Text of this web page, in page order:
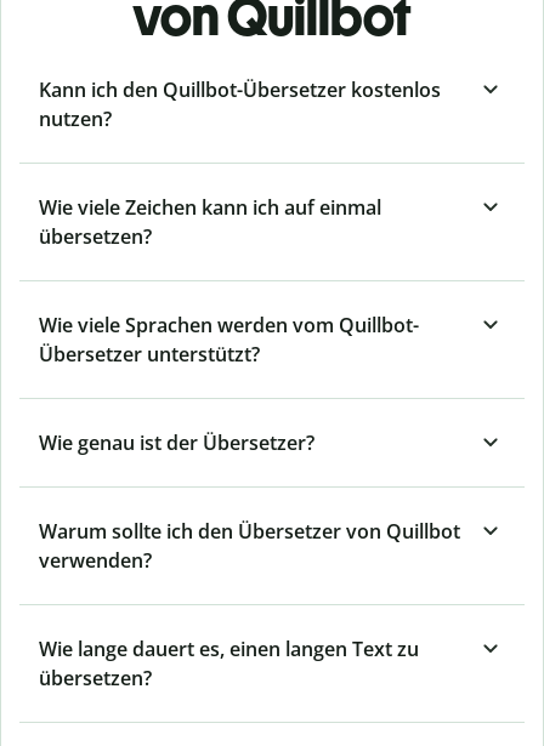
von Quillbot
Kann ich den Quillbot-Übersetzer kostenlos
nutzen?
Wie viele Zeichen kann ich auf einmal
übersetzen?
Wie viele Sprachen werden vom Quillbot-
Übersetzer unterstützt?
Wie genau ist der Übersetzer?
Warum sollte ich den Übersetzer von Quillbot
verwenden?
Wie lange dauert es, einen langen Text zu
übersetzen?